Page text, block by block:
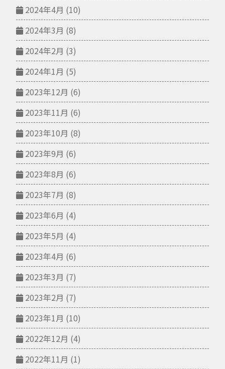
2024年4月 (10)
2024年3月 (8)
2024年2月 (3)
2024年1月 (5)
2023年12月 (6)
2023年11月 (6)
2023年10月 (8)
2023年9月 (6)
2023年8月 (6)
2023年7月 (8)
2023年6月 (4)
2023年5月 (4)
2023年4月 (6)
2023年3月 (7)
2023年2月 (7)
2023年1月 (10)
2022年12月 (4)
2022年11月 (1)